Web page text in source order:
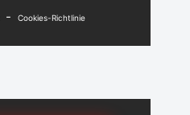
- Cookies-Richtlinie